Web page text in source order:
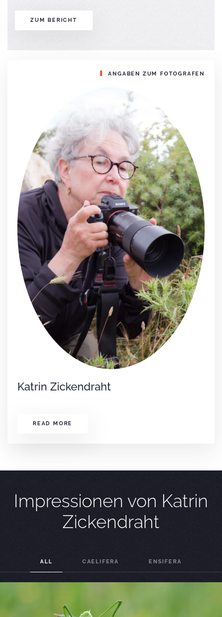
ZUM BERICHT
ANGABEN ZUM FOTOGRAFEN
Katrin Zickendraht
READ MORE
Impressionen von Katrin
Zickendraht
ALL CAELIFERA ENSIFERA